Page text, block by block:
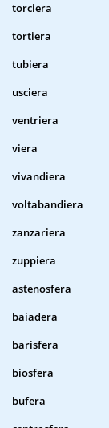
torciera
tortiera
tubiera
usciera
ventriera
viera
vivandiera
voltabandiera
zanzariera
zuppiera
astenosfera
baiadera
barisfera
biosfera
bufera